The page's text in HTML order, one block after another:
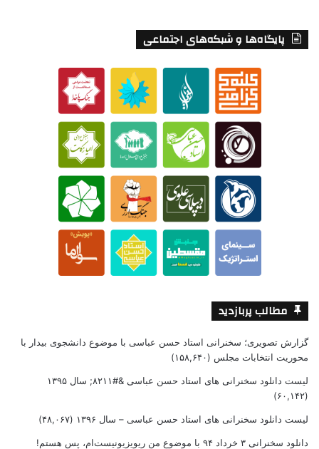
پایگاه‌ها و شبکه‌های اجتماعی
مطالب پربازدید
گزارش تصویری؛ سخنرانی استاد حسن عباسی با موضوع دانشجوی بیدار با
محوریت انتخابات مجلس (۱۵۸,۶۴۰)
لیست دانلود سخنرانی های استاد حسن عباسی &#۸۲۱۱; سال ۱۳۹۵
(۶۰,۱۴۲)
لیست دانلود سخنرانی های استاد حسن عباسی – سال ۱۳۹۶ (۴۸,۰۶۷)
دانلود سخنرانی ۳ خرداد ۹۴ با موضوع من ریویزیونیست‌ام، پس هستم!